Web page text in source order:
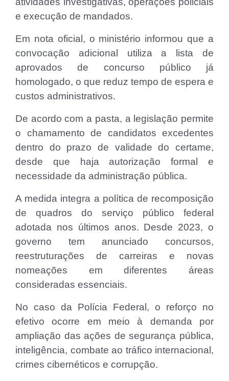
e execução de mandados.
Em nota oficial, o ministério informou que a
convocação adicional utiliza a lista de
aprovados de concurso público já
homologado, o que reduz tempo de espera e
custos administrativos.
De acordo com a pasta, a legislação permite
o chamamento de candidatos excedentes
dentro do prazo de validade do certame,
desde que haja autorização formal e
necessidade da administração pública.
A medida integra a política de recomposição
de quadros do serviço público federal
adotada nos últimos anos. Desde 2023, o
governo tem anunciado concursos,
reestruturações de carreiras e novas
nomeações em diferentes áreas
consideradas essenciais.
No caso da Polícia Federal, o reforço no
efetivo ocorre em meio à demanda por
ampliação das ações de segurança pública,
inteligência, combate ao tráfico internacional,
crimes cibernéticos e corrupção.